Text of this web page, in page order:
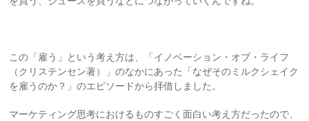
この「雇う」という考え方は、「イノベーション・オブ・ライフ
（クリステンセン著）」のなかにあった「なぜそのミルクシェイク
を雇うのか？」のエピソードから拝借しました。
マーケティング思考におけるものすごく面白い考え方だったので、